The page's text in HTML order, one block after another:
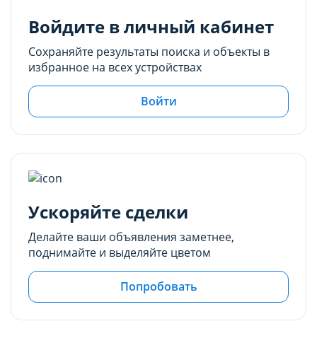
Войдите в личный кабинет
Сохраняйте результаты поиска и объекты в
избранное на всех устройствах
Войти
Ускоряйте сделки
Делайте ваши объявления заметнее,
поднимайте и выделяйте цветом
Попробовать